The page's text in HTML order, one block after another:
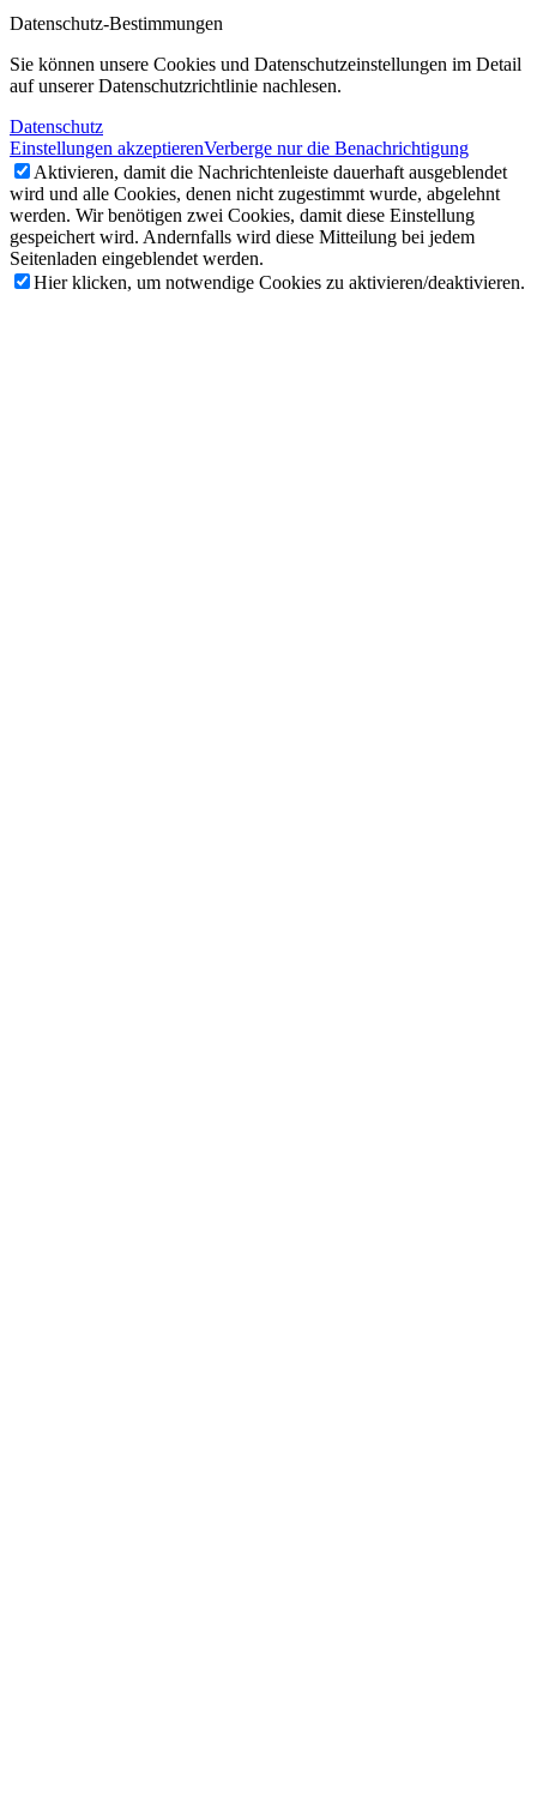
Datenschutz-Bestimmungen
Sie können unsere Cookies und Datenschutzeinstellungen im Detail
auf unserer Datenschutzrichtlinie nachlesen.
Datenschutz
Einstellungen akzeptierenVerberge nur die Benachrichtigung
Aktivieren, damit die Nachrichtenleiste dauerhaft ausgeblendet
wird und alle Cookies, denen nicht zugestimmt wurde, abgelehnt
werden. Wir benötigen zwei Cookies, damit diese Einstellung
gespeichert wird. Andernfalls wird diese Mitteilung bei jedem
Seitenladen eingeblendet werden.
Hier klicken, um notwendige Cookies zu aktivieren/deaktivieren.